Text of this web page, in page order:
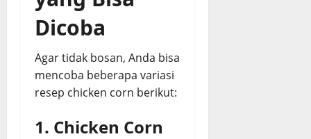
Dicoba
Agar tidak bosan, Anda bisa
mencoba beberapa variasi
resep chicken corn berikut:
1. Chicken Corn